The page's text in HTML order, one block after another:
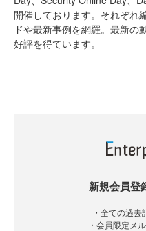
開催しております。それぞれ
ドや最新事例を網羅。最新の
好評を得ています。
新規会員登
・全ての過
・会員限定メ